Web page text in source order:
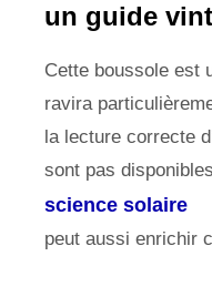
un guide
Cette boussole est
ravira
la lecture correcte
sont pas
science solaire
peut aussi enrichir